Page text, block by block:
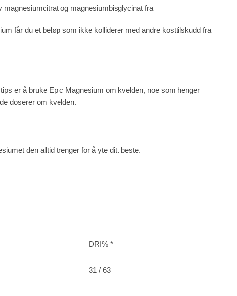
magnesiumcitrat og magnesiumbisglycinat fra
får du et beløp som ikke kolliderer med andre kosttilskudd fra
er å bruke Epic Magnesium om kvelden, noe som henger
doserer om kvelden.
den alltid trenger for å yte ditt beste.
DRI% *
31 / 63